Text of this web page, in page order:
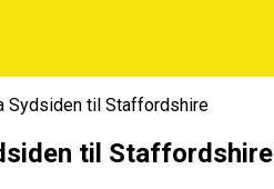
Sydsiden til Staffordshire
til Staffordshire